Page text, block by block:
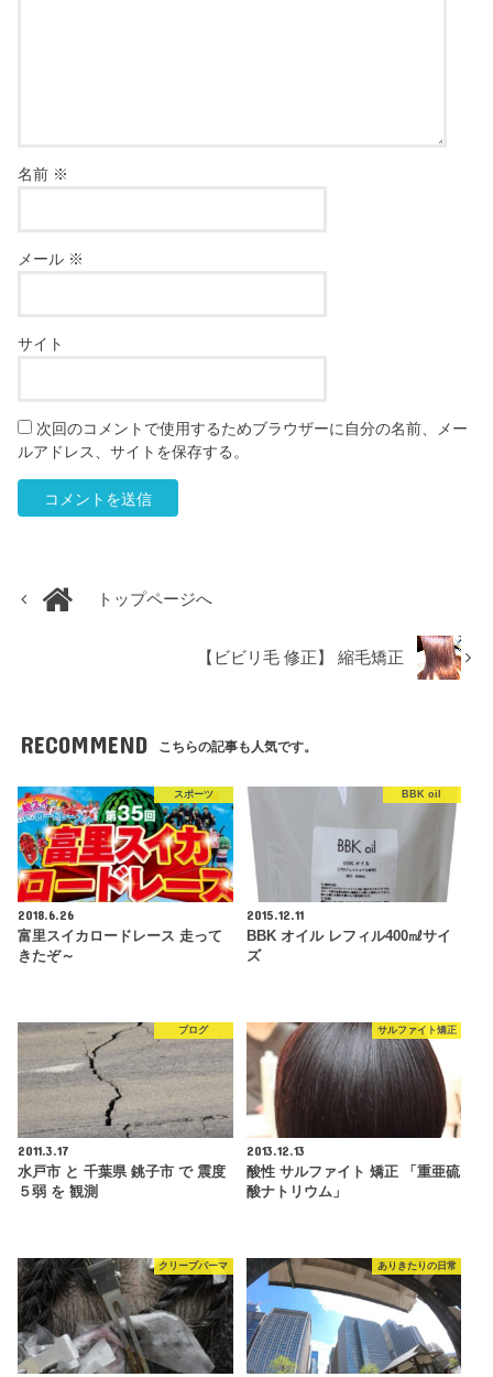
名前 ※
メール ※
サイト
次回のコメントで使用するためブラウザーに自分の名前、メー
ルアドレス、サイトを保存する。
トップページへ
【ビビリ毛 修正】 縮毛矯正
RECOMMEND こちらの記事も人気です。
スポーツ
2018.6.26
富里スイカロードレース 走って
きたぞ～
BBK oil
2015.12.11
BBK オイル レフィル400㎖サイ
ズ
ブログ
2011.3.17
水戸市 と 千葉県 銚子市 で 震度
５弱 を 観測
サルファイト矯正
2013.12.13
酸性 サルファイト 矯正 「重亜硫
酸ナトリウム」
クリープパーマ ありきたりの日常